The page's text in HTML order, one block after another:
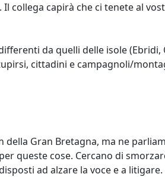
collega capirà che ci tenete al
da quelli delle isole (Ebridi,
cittadini e campagnoli/
Gran Bretagna, ma ne
queste cose. Cercano di
ad alzare la voce e a